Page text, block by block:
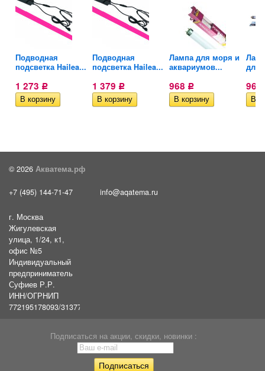
Подводная
подсветка Hailea...
1 273 Р
Подводная
подсветка Hailea...
1 379 Р
Лампа для моря и
аквариумов...
968 Р 960
© 2026 Акватема.рф
+7 (495) 144-71-47 info@aqatema.ru
г. Москва
Жигулевская
улица, 1/24, к1,
офис №5
Индивидуальный
предприниматель
Суфиев Р.Р.
ИНН/ОГРНИП
772195178093/31377461610054
Подписаться на акции, скидки, новинки :